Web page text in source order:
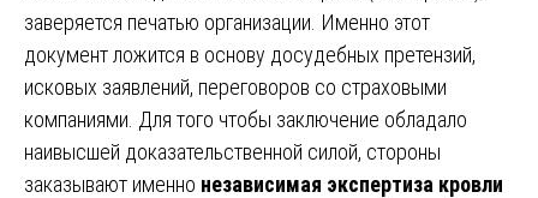
заверяется печатью организации. Именно этот
документ ложится в основу досудебных претензий,
исковых заявлений, переговоров со страховыми
компаниями. Для того чтобы заключение обладало
наивысшей доказательственной силой, стороны
заказывают именно независимая экспертиза кровли